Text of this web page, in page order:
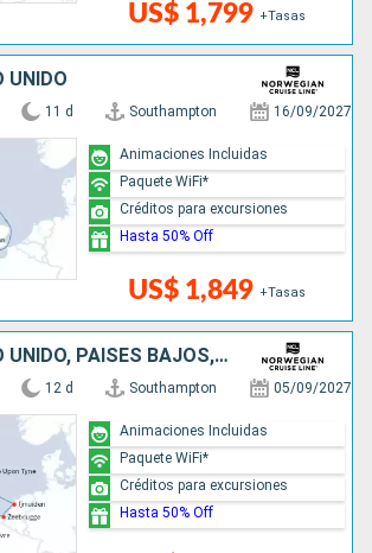
US$ 1,799 +Tasas
UNIDO
11 d Southampton 16/09/2027
US$ 1,849 +Tasas
Animaciones Incluidas
Paquete WiFi*
Créditos para excursiones
Hasta 50% Off
IRLANDA, REINO UNIDO, PAISES BAJOS, BÉLGICA, FRANCIA
12 d Southampton 05/09/2027
Animaciones Incluidas
Paquete WiFi*
Créditos para excursiones
Hasta 50% Off